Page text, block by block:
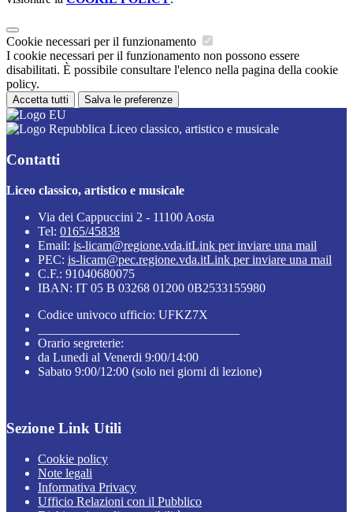
Cookie necessari per il funzionamento
I cookie necessari per il funzionamento non possono essere
disabilitati. È possibile consultare l'elenco nella pagina della cookie
policy.
Accetta tutti Salva le preferenze
Liceo classico, artistico e musicale
Contatti
Liceo classico, artistico e musicale
Via dei Cappuccini 2 - 11100 Aosta
Tel: 0165/45838
Email: is-licam@regione.vda.itLink per inviare una mail
PEC: is-licam@pec.regione.vda.itLink per inviare una mail
C.F.: 91040680075
IBAN: IT 05 B 03268 01200 0B2533155980
Codice univoco ufficio: UFKZ7X
Orario segreterie:
da Lunedi al Venerdi 9:00/14:00
Sabato 9:00/12:00 (solo nei giorni di lezione)
Sezione Link Utili
Cookie policy
Note legali
Informativa Privacy
Ufficio Relazioni con il Pubblico